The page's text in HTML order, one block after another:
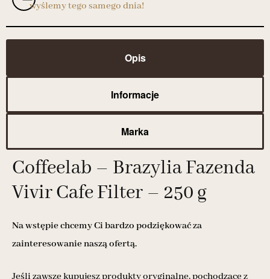
wyślemy tego samego dnia!
Opis
Informacje
Marka
Coffeelab – Brazylia Fazenda
Vivir Cafe Filter – 250 g
Na wstępie chcemy Ci bardzo podziękować za
zainteresowanie naszą ofertą.
Jeśli zawsze kupujesz produkty oryginalne, pochodzące z